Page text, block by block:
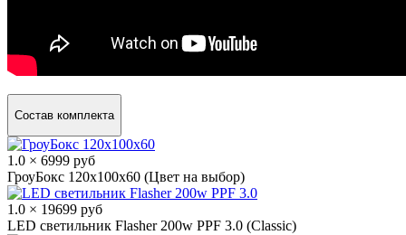
Состав комплекта
1.0 × 6999 руб
ГроуБокс 120x100x60 (Цвет на выбор)
1.0 × 19699 руб
LED светильник Flasher 200w PPF 3.0 (Classic)